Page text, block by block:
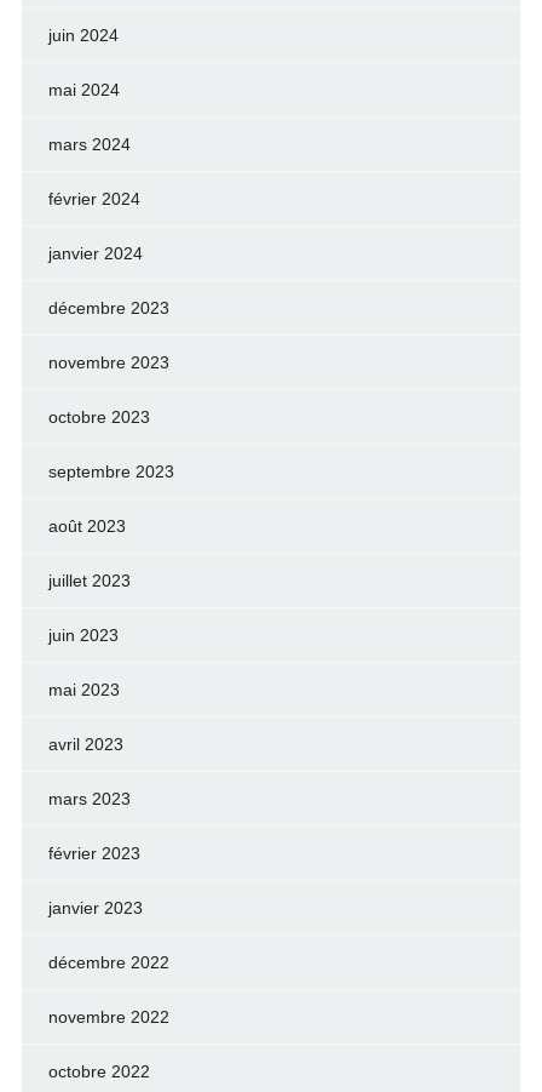
juin 2024
mai 2024
mars 2024
février 2024
janvier 2024
décembre 2023
novembre 2023
octobre 2023
septembre 2023
août 2023
juillet 2023
juin 2023
mai 2023
avril 2023
mars 2023
février 2023
janvier 2023
décembre 2022
novembre 2022
octobre 2022